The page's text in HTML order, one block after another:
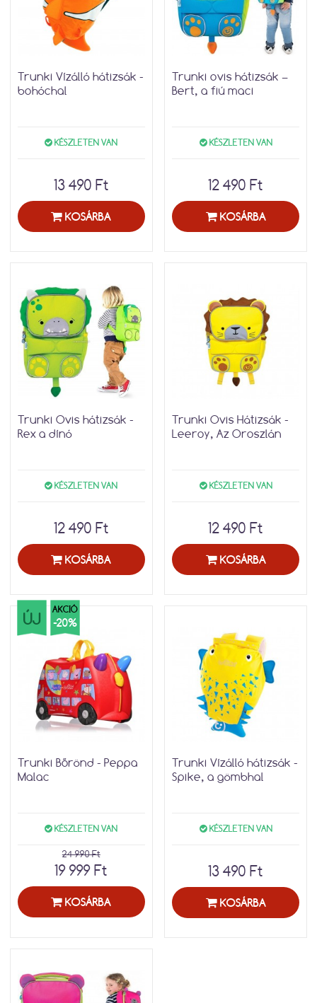
Trunki Vízálló hátizsák -
bohóchal
KÉSZLETEN VAN
13 490 Ft
KOSÁRBA
Trunki ovis hátizsák –
Bert, a fiú maci
KÉSZLETEN VAN
12 490 Ft
KOSÁRBA
Trunki Ovis hátizsák -
Rex a dínó
KÉSZLETEN VAN
12 490 Ft
KOSÁRBA
Trunki Ovis Hátizsák -
Leeroy, Az Oroszlán
KÉSZLETEN VAN
12 490 Ft
KOSÁRBA
ÚJ AKCIÓ
-20%
Trunki Bőrönd - Peppa
Malac
KÉSZLETEN VAN
24 990 Ft
19 999 Ft
KOSÁRBA
Trunki Vízálló hátizsák -
Spike, a gömbhal
KÉSZLETEN VAN
13 490 Ft
KOSÁRBA